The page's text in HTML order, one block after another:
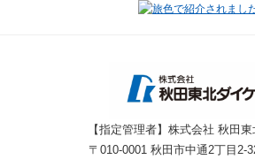
【指定管理者】株式会社 秋田
〒010-0001 秋田市中通2丁目2-